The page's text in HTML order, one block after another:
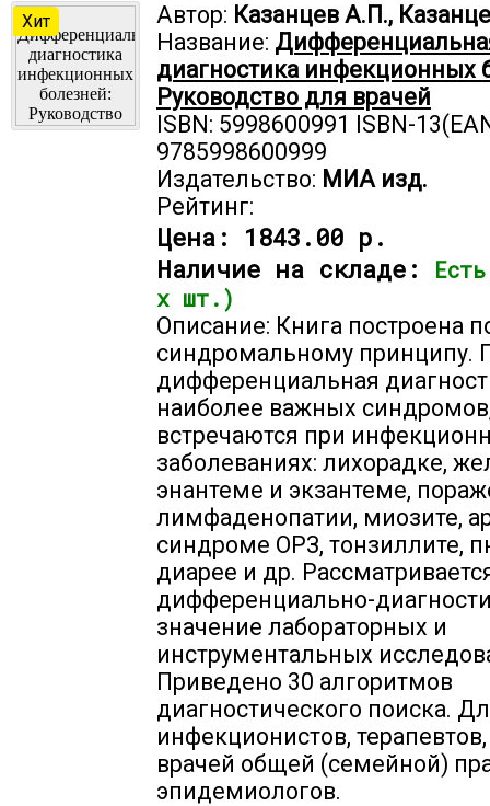
Хит Автор: Казанцев А.П.,
Название:
диагностика инфекционных
Руководство для врачей
ISBN: 5998600991 ISBN-
9785998600999
Издательство: МИА изд.
Рейтинг:
Цена: 1843.00 р.
Наличие на складе:
х шт.)
Описание: Книга построена
синдромальному принципу.
дифференциальная
наиболее важных
встречаются при
заболеваниях: лихорадке,
энантеме и экзантеме,
лимфаденопатии, миозите,
синдроме ОРЗ, тонзиллите,
диарее и др.
дифференциально-
значение лабораторных и
инструментальных
Приведено 30 алгоритмов
диагностического поиска.
инфекционистов,
врачей общей (семейной)
эпидемиологов.